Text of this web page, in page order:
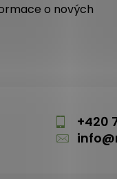
o nových
+420
info@